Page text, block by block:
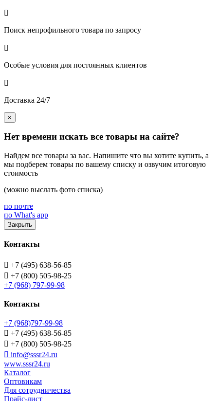

Поиск непрофильного товара по запросу

Особые условия для постоянных клиентов

Доставка 24/7
×
Нет времени искать все товары на сайте?
Найдем все товары за вас. Напишите что вы хотите купить, а
мы подберем товары по вашему списку и озвучим итоговую
стоимость
(можно выслать фото списка)
по почте
по What's app
Закрыть
Контакты
 +7 (495) 638-56-85
 +7 (800) 505-98-25
+7 (968) 797-99-98
Контакты
+7 (968)797-99-98
 +7 (495) 638-56-85
 +7 (800) 505-98-25
 info@sssr24.ru
www.sssr24.ru
Каталог
Оптовикам
Для сотрудничества
Прайс-лист